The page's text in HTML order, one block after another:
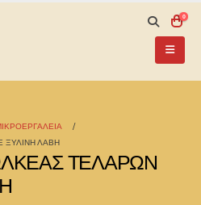
0
ΞΥΛΙΝΗ ΛΑΒΗ
ΤΕΛΑΡΩΝ